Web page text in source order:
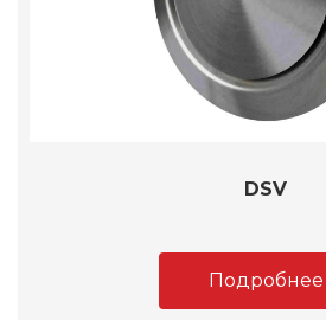
DSV
Подробнее